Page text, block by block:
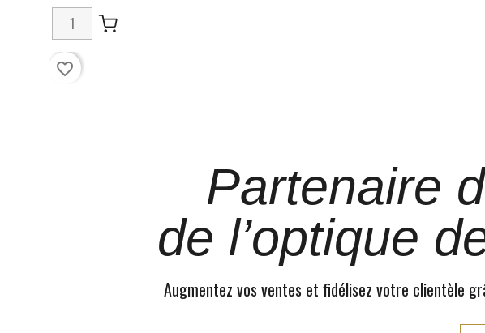
favorite_border
Partenaire
de l’optique
Augmentez vos ventes et fidélisez votre clientèle